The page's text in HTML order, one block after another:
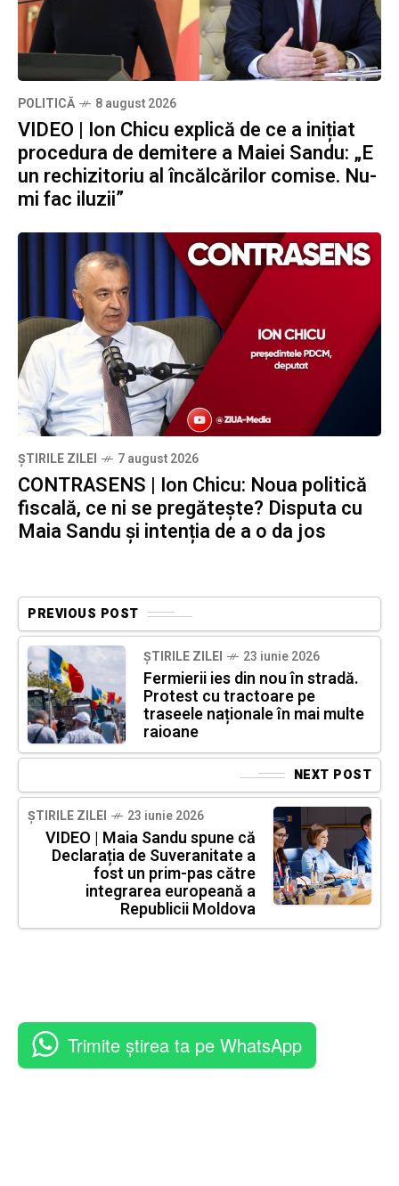
POLITICĂ 8 august 2026
VIDEO | Ion Chicu explică de ce a inițiat
procedura de demitere a Maiei Sandu: „E
un rechizitoriu al încălcărilor comise. Nu-
mi fac iluzii”
ȘTIRILE ZILEI 7 august 2026
CONTRASENS | Ion Chicu: Noua politică
fiscală, ce ni se pregătește? Disputa cu
Maia Sandu și intenția de a o da jos
PREVIOUS POST
ȘTIRILE ZILEI 23 iunie 2026
Fermierii ies din nou în stradă.
Protest cu tractoare pe
traseele naționale în mai multe
raioane
NEXT POST
ȘTIRILE ZILEI 23 iunie 2026
VIDEO | Maia Sandu spune că
Declarația de Suveranitate a
fost un prim-pas către
integrarea europeană a
Republicii Moldova
Trimite știrea ta pe WhatsApp